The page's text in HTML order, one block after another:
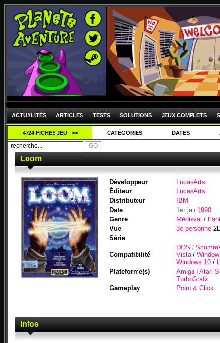
ACTUALITÉS ARTICLES TESTS SOLUTIONS JEUX COMPLETS
4724 FICHES JEU >> CATÉGORIES DATES
Loom
Développeur
LucasArts
Éditeur
LucasArts
Distributeur
IBM
Date
1er jan 1990
Genre
Médiéval /
Vue
3e personne
Série
Compatibilité
DOS /
Vista/
Windows 10 /
Plateforme(s)
Amiga| Atari
TurboGrafx
Gameplay
Point & Click
Infos